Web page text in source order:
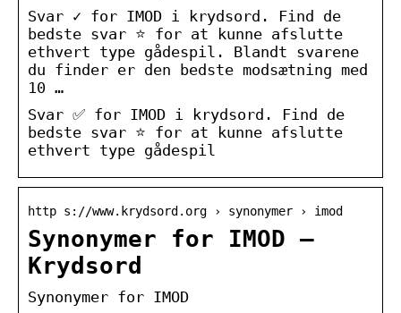
Svar ✓ for IMOD i krydsord. Find de
bedste svar ⭐ for at kunne afslutte
ethvert type gådespil. Blandt svarene
du finder er den bedste modsætning med
10 …
Svar ✅ for IMOD i krydsord. Find de
bedste svar ⭐ for at kunne afslutte
ethvert type gådespil
http s://www.krydsord.org › synonymer › imod
Synonymer for IMOD –
Krydsord
Synonymer for IMOD